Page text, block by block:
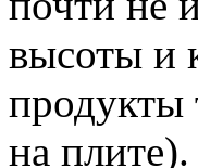
высоты и
продукты
на